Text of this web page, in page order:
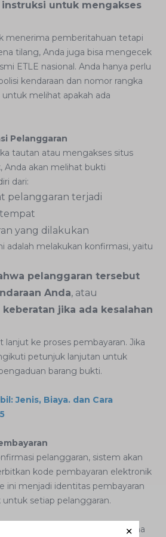
untuk mengakses
menerima pemberitahuan tetapi
tilang, Anda juga bisa mengecek
ETLE nasional. Anda hanya perlu
kendaraan dan nomor rangka
melihat apakah ada
Pelanggaran
tautan atau mengakses situs
Anda akan melihat bukti
dari:
pelanggaran terjadi
yang dilakukan
adalah melakukan konfirmasi, yaitu
pelanggaran tersebut
Anda, atau
jika ada kesalahan
lanjut ke proses pembayaran. Jika
petunjuk lanjutan untuk
barang bukti.
Jenis, Biaya. dan Cara
pelanggaran, sistem akan
kode pembayaran elektronik
ini menjadi identitas pembayaran
setiap pelanggaran.
salah mencatat kode ini, karena